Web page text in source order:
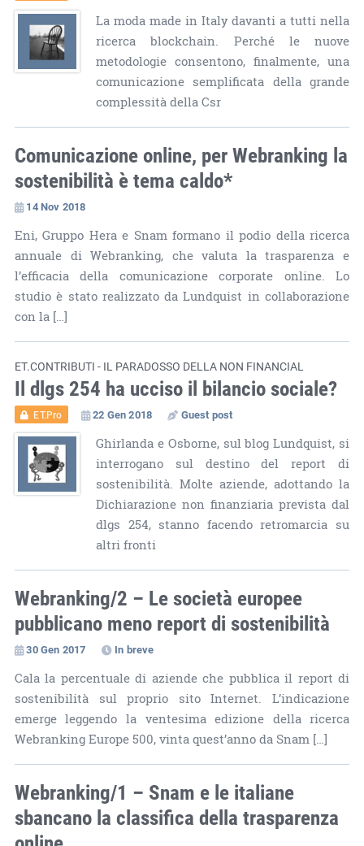
La moda made in Italy davanti a tutti nella
ricerca blockchain. Perché le nuove
metodologie consentono, finalmente, una
comunicazione semplificata della grande
complessità della Csr
Comunicazione online, per Webranking la
sostenibilità è tema caldo*
14 Nov 2018
Eni, Gruppo Hera e Snam formano il podio della ricerca
annuale di Webranking, che valuta la trasparenza e
l’efficacia della comunicazione corporate online. Lo
studio è stato realizzato da Lundquist in collaborazione
con la […]
ET.CONTRIBUTI - IL PARADOSSO DELLA NON FINANCIAL
Il dlgs 254 ha ucciso il bilancio sociale?
ET.Pro 22 Gen 2018 Guest post
Ghirlanda e Osborne, sul blog Lundquist, si
interrogano sul destino del report di
sostenibilità. Molte aziende, adottando la
Dichiarazione non finanziaria prevista dal
dlgs 254, stanno facendo retromarcia su
altri fronti
Webranking/2 – Le società europee
pubblicano meno report di sostenibilità
30 Gen 2017 In breve
Cala la percentuale di aziende che pubblica il report di
sostenibilità sul proprio sito Internet. L’indicazione
emerge leggendo la ventesima edizione della ricerca
Webranking Europe 500, vinta quest’anno da Snam […]
Webranking/1 – Snam e le italiane
sbancano la classifica della trasparenza